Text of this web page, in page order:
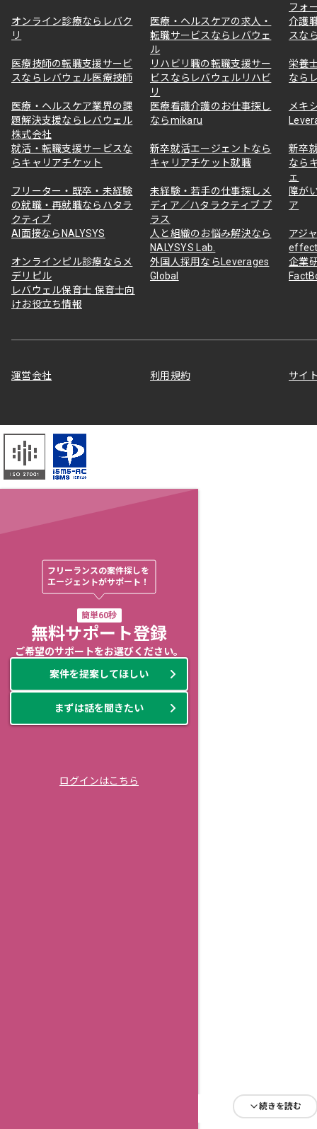
続きを読む
続きを読む
続きを読む
続きを読む
続きを読む
続きを読む
続きを読む
続きを読む
続きを読む
続きを読む
続きを読む
続きを読む
続きを読む
続きを読む
続きを読む
続きを読む
続きを読む
続きを読む
続きを読む
続きを読む
フォ
オンライン診療ならレバク
リ
医療・ヘルスケアの求人・
転職サービスならレバウェ
ル
介護
スな
医療技師の転職支援サービ
スならレバウェル医療技師
リハビリ職の転職支援サー
ビスならレバウェルリハビ
リ
栄養
なら
医療・ヘルスケア業界の課
題解決支援ならレバウェル
株式会社
医療看護介護のお仕事探し
ならmikaru
メキ
就活・転職支援サービスな
らキャリアチケット
新卒就活エージェントなら
キャリアチケット就職
新卒
なら
ェ
フリーター・既卒・未経験
の就職・再就職ならハタラ
クティブ
未経験・若手の仕事探しメ
ディア／ハタラクティブ プ
ラス
障が
ア
AI面接ならNALYSYS
人と組織のお悩み解決なら
NALYSYS Lab.
アジ
オンラインピル診療ならメ
デリピル
外国人採用ならLeverages
Global
企業
レバウェル保育士 保育士向
けお役立ち情報
運営会社 利用規約 サイ
フリーランスの案件探しを
エージェントがサポート！
簡単60秒
無料サポート登録
ご希望のサポートをお選びください。
案件を提案してほしい
まずは話を聞きたい
ログインはこちら